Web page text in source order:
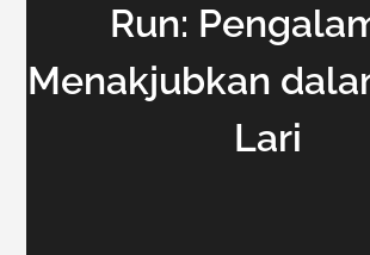
Run:
Menakjubkan
Lari